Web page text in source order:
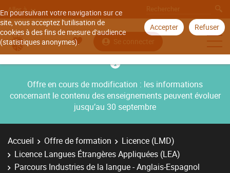
En poursuivant votre navigation sur ce
site, vous acceptez l'utilisation de
cookies à des fins de mesure d'audience
(statistiques anonymes).
Accepter Refuser
Aller à
Se connecter
Offre en cours de modification : les informations
concernant le contenu des enseignements peuvent évoluer
jusqu’au 30 septembre
Accueil Offre de formation
Licence (LMD)
Licence Langues Étrangères Appliquées (LEA)
Parcours Industries de la langue - Anglais-Espagnol